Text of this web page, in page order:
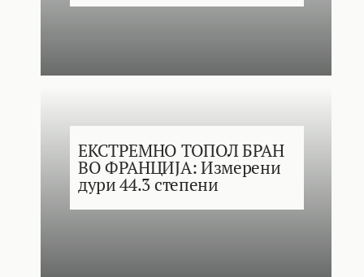
ЕКСТРЕМНО ТОПОЛ БРАН
ВО ФРАНЦИЈА: Измерени
дури 44.3 степени